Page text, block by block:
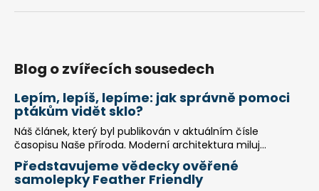
Blog o zvířecích sousedech
Lepím, lepíš, lepíme: jak správně pomoci
ptákům vidět sklo?
Náš článek, který byl publikován v aktuálním čísle
časopisu Naše příroda. Moderní architektura miluj...
Představujeme vědecky ověřené
samolepky Feather Friendly